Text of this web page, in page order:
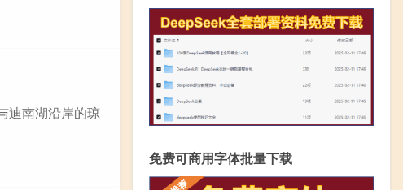
迪南湖沿岸的琼
免费可商用字体批量下载